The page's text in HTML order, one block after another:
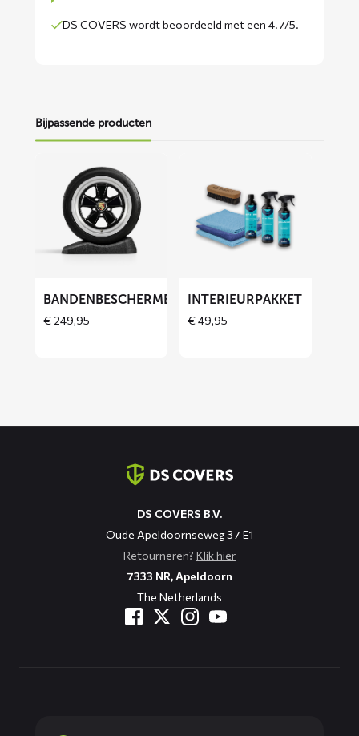
DS COVERS wordtbeoordeeld met een 4.7/5.
Bijpassende producten
Bandenbeschermers
BANDENBESCHERMERS
€ 249,95
Interieurpakket
INTERIEURPAKKET
€49,95
DS COVERS B.V.
Oude Apeldoornseweg 37 E1
Retourneren? Klik hier
7333 NR, Apeldoorn
The Netherlands